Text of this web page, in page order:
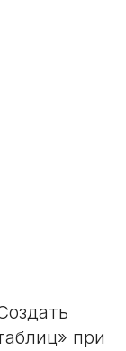
при